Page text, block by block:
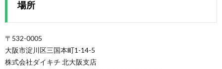
場所
〒532-0005
大阪市淀川区三国本町1-14-5
株式会社ダイキチ 北大阪支店